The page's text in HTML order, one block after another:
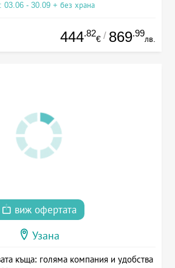
03.06 - 30.09 + без храна
444.82
€ / 869.99
лв.
виж офертата
Узана
къща: голяма компания и удобства